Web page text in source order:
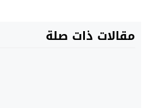
مقالات ذات صلة